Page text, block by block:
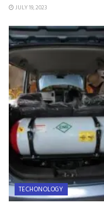
JULY 19, 2023
TECHONOLOGY